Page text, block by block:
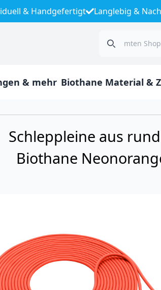
& Handgefertigt Langlebig &
& mehr Biothane Material &
Schleppleine aus
Biothane